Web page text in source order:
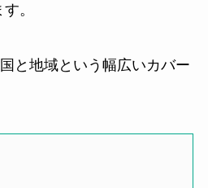
。
と地域という幅広いカバー